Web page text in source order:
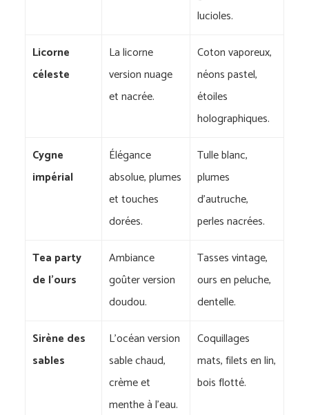
lucioles.
Licorne
céleste
La licorne
version nuage
et nacrée.
Coton vaporeux,
néons pastel,
étoiles
holographiques.
Cygne
impérial
Élégance
absolue, plumes
et touches
dorées.
Tulle blanc,
plumes
d’autruche,
perles nacrées.
Tea party
de l’ours
Ambiance
goûter version
doudou.
Tasses vintage,
ours en peluche,
dentelle.
Sirène des
sables
L’océan version
sable chaud,
crème et
menthe à l’eau.
Coquillages
mats, filets en lin,
bois flotté.